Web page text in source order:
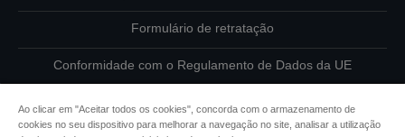
Formulário de retratação
Conformidade com o Regulamento de Dados da UE
Ao clicar em "Aceitar todos os cookies", concorda com o armazenamento de
cookies no seu dispositivo para melhorar a navegação no site, analisar a utilização